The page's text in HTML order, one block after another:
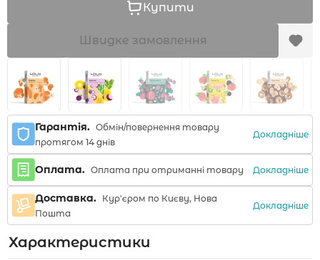
Купити
Швидке замовлення
Гарантія. Обмін/повернення товару
протягом 14 днів
Докладніше
Оплата. Оплата при отриманні товару Докладніше
Доставка. Кур'єром по Києву, Нова
Пошта
Докладніше
Характеристики